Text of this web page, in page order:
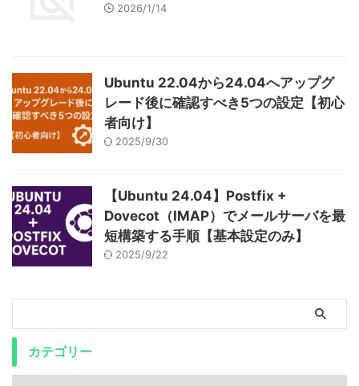
2026/1/14
Ubuntu 22.04から24.04へアップグ
レード後に確認すべき5つの設定【初心
者向け】
2025/9/30
【Ubuntu 24.04】Postfix +
Dovecot（IMAP）でメールサーバを最
短構築する手順【基本設定のみ】
2025/9/22
カテゴリー